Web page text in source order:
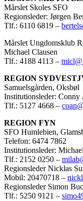
Mårslet Skoles SFO
Regionsleder: Jørgen
Tlf.: 6110 6819 –
Mårslet Ungdomsklub
Michael Clausen
Tlf.: 4188 4113 –
REGION
Samuelsgården, Oksbøl
Institutionsleder: Conny
Tlf.: 5127 4668 –
REGION FYN
SFO Humlebien,
Telefon: 6474 7862
Institutionsleder:
Tlf.: 2152 0250 –
Regionsleder Nicklas
Mobil: 20470718 –
Regionsleder Simon
Tlf.: 5250 9121 –